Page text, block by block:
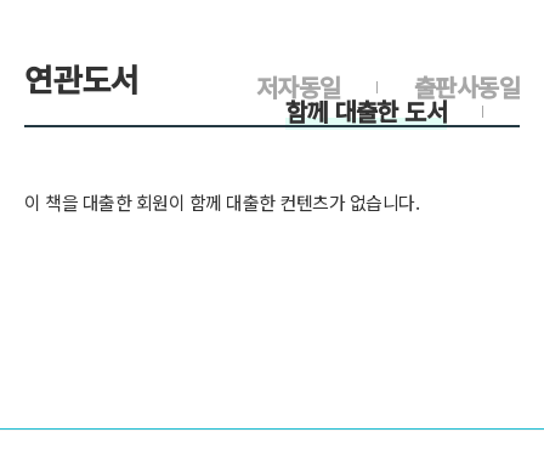
연관도서 출판사동일
저자동일
함께 대출한 도서
이 책을 대출한 회원이 함께 대출한 컨텐츠가 없습니다.